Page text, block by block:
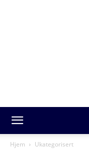
Hjem Ukategorisert